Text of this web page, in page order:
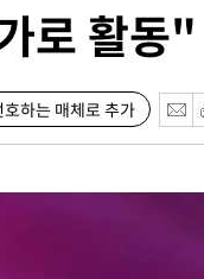
로 활동"
하는 매체로 추가